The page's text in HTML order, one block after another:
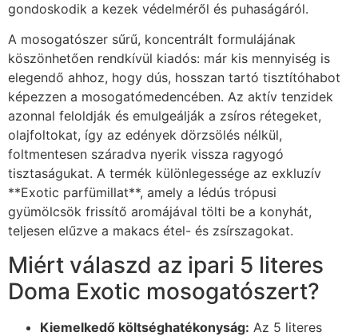
gondoskodik a kezek védelméről és puhaságáról.
A mosogatószer sűrű, koncentrált formulájának
köszönhetően rendkívül kiadós: már kis mennyiség is
elegendő ahhoz, hogy dús, hosszan tartó tisztítóhabot
képezzen a mosogatómedencében. Az aktív tenzidek
azonnal feloldják és emulgeálják a zsíros rétegeket,
olajfoltokat, így az edények dörzsölés nélkül,
foltmentesen száradva nyerik vissza ragyogó
tisztaságukat. A termék különlegessége az exkluzív
**Exotic parfümillat**, amely a lédús trópusi
gyümölcsök frissítő aromájával tölti be a konyhát,
teljesen elűzve a makacs étel- és zsírszagokat.
Miért válaszd az ipari 5 literes
Doma Exotic mosogatószert?
Kiemelkedő költséghatékonyság: Az 5 literes